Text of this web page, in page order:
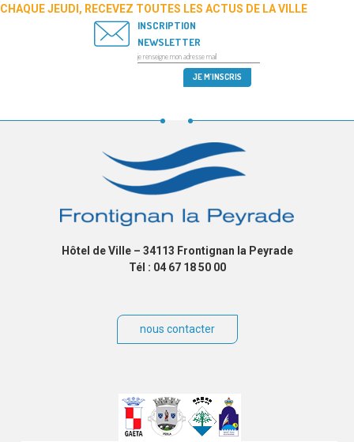
CHAQUE JEUDI, RECEVEZ TOUTES LES ACTUS DE LA VILLE
INSCRIPTION
NEWSLETTER
Hôtel de Ville – 34113 Frontignan la Peyrade
Tél : 04 67 18 50 00
nous contacter